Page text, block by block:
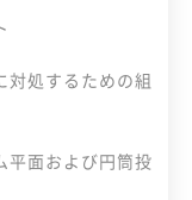
対処するための組
平面および円筒投